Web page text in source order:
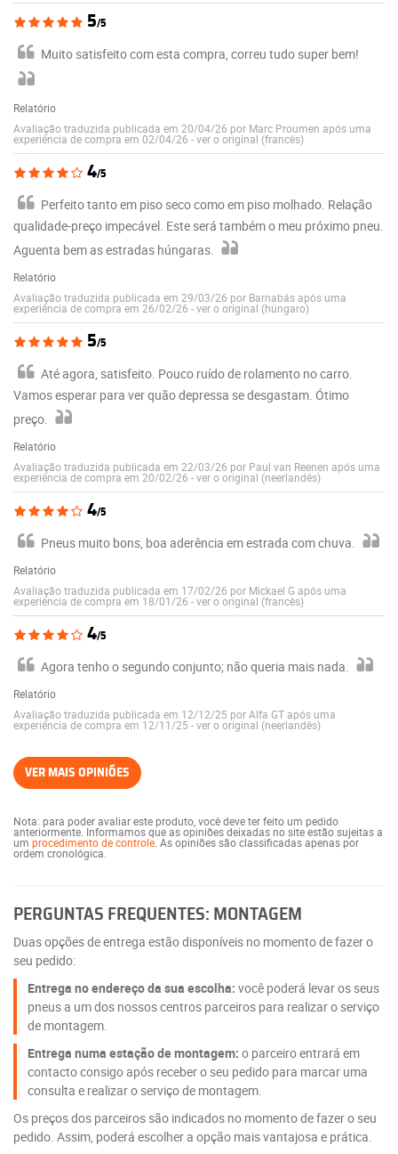
5/5
Muito satisfeito com esta compra, correu tudo super bem!
Relatório
Avaliação traduzida publicada em 20/04/26 por Marc Proumen após uma
experiência de compra em 02/04/26 -ver o original (francês)
4/5
Perfeito tanto em piso seco como em piso molhado. Relação
qualidade-preço impecável. Este será também o meu próximo pneu.
Aguenta bem as estradas húngaras.
Relatório
Avaliação traduzida publicada em 29/03/26 por Barnabás após uma
experiência de compra em 26/02/26 -ver o original (húngaro)
5/5
Até agora, satisfeito. Pouco ruído de rolamento no carro.
Vamos esperar para ver quão depressa se desgastam. Ótimo
preço.
Relatório
Avaliação traduzida publicada em 22/03/26 por Paul van Reenen após uma
experiência de compra em 20/02/26 -ver o original (neerlandês)
4/5
Pneus muito bons, boa aderência em estrada com chuva.
Relatório
Avaliação traduzida publicada em 17/02/26 por Mickael G após uma
experiência de compra em 18/01/26 -ver o original (francês)
4/5
Agora tenho o segundo conjunto; não queria mais nada.
Relatório
Avaliação traduzida publicada em 12/12/25 por Alfa GT após uma
experiência de compra em 12/11/25 -ver o original (neerlandês)
VER MAIS OPINIÕES
Nota: para poder avaliar este produto, você deve ter feito um pedido
anteriormente. Informamos que as opiniões deixadas no site estão sujeitas a
um procedimento de controle . As opiniões são classificadas apenas por
ordem cronológica.
PERGUNTAS FREQUENTES: MONTAGEM
Duas opções de entrega estão disponíveis no momento de fazer o
seu pedido:
Entrega no endereço da sua escolha: você poderá levar os seus
pneus a um dos nossos centros parceiros para realizar o serviço
de montagem.
Entrega numa estação de montagem: o parceiro entrará em
contacto consigo após receber o seu pedido para marcar uma
consulta e realizar o serviço de montagem.
Os preços dos parceiros são indicados no momento de fazer o seu
pedido. Assim, poderá escolher a opção mais vantajosa e prática.